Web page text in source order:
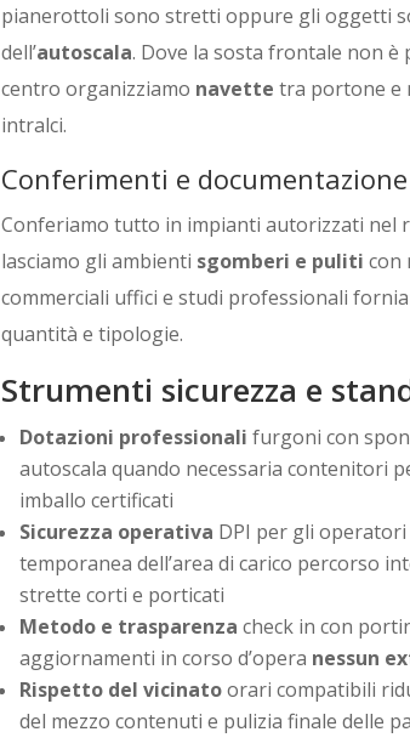
pianerottoli sono stretti oppure gli oggetti
dell’autoscala. Dove la sosta frontale non è
centro organizziamo navette tra portone e
intralci.
Conferimenti e documentazione
Conferiamo tutto in impianti autorizzati nel
lasciamo gli ambienti sgomberi e puliti con
commerciali uffici e studi professionali
quantità e tipologie.
Strumenti sicurezza e
Dotazioni professionali furgoni con
autoscala quando necessaria contenitori
imballo certificati
Sicurezza operativa DPI per gli
temporanea dell’area di carico percorso
strette corti e porticati
Metodo e trasparenza check in con
aggiornamenti in corso d’opera nessun
Rispetto del vicinatoorari compatibili
del mezzo contenuti e pulizia finale delle